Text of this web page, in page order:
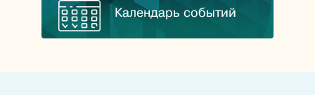
Календарь событий